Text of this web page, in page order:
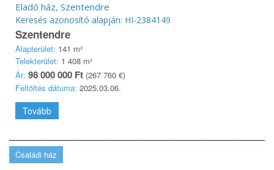
Eladó ház, Szentendre
Keresés azonosító alapján: HI-2384149
Szentendre
Alapterület: 141 m²
Telekterület: 1 408 m²
Ár: 98 000 000 Ft (267 760 €)
Feltöltés dátuma: 2025.03.06.
Tovább
Családi ház